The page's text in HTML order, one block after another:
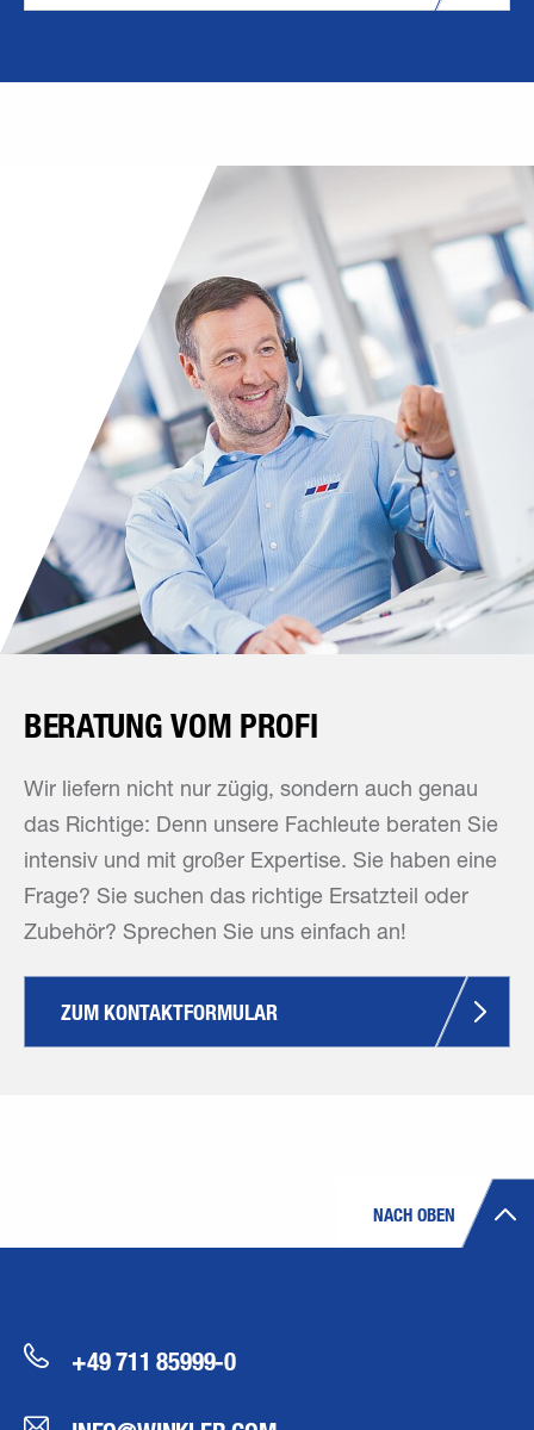
BERATUNG VOM PROFI
Wir liefern nicht nur zügig, sondern auch genau
das Richtige: Denn unsere Fachleute beraten Sie
intensiv und mit großer Expertise. Sie haben eine
Frage? Sie suchen das richtige Ersatzteil oder
Zubehör? Sprechen Sie uns einfach an!
ZUM KONTAKTFORMULAR
NACH OBEN
+49 711 85999-0